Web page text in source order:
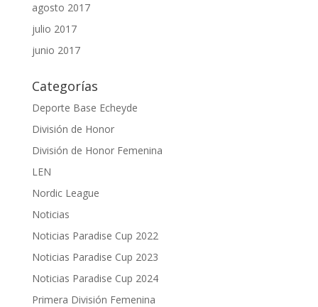
agosto 2017
julio 2017
junio 2017
Categorías
Deporte Base Echeyde
División de Honor
División de Honor Femenina
LEN
Nordic League
Noticias
Noticias Paradise Cup 2022
Noticias Paradise Cup 2023
Noticias Paradise Cup 2024
Primera División Femenina